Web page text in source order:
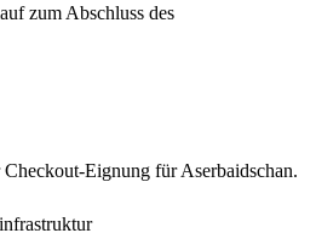
zum Abschluss des
Eignung für Aserbaidschan.